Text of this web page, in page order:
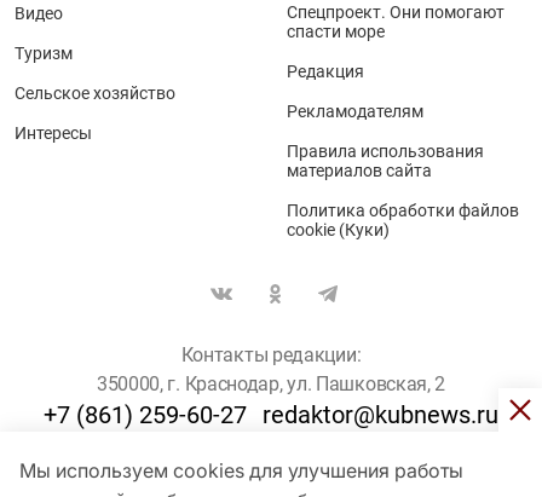
Мы используем cookies для улучшения работы
Видео
Туризм
Сельское хозяйство
Интересы
Спецпроект. Они помогают
спасти море
Редакция
Рекламодателям
Правила использования
материалов сайта
Политика обработки файлов
cookie (Куки)
Контакты редакции:
350000, г. Краснодар, ул. Пашковская, 2
+7 (861) 259-60-27 redaktor@kubnews.ru
Для пользователей старше 16 лет